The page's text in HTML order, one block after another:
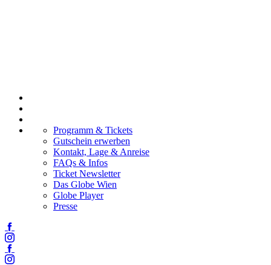
Programm & Tickets
Gutschein erwerben
Kontakt, Lage & Anreise
FAQs & Infos
Ticket Newsletter
Das Globe Wien
Globe Player
Presse
Facebook
Instagram
Facebook
Instagram